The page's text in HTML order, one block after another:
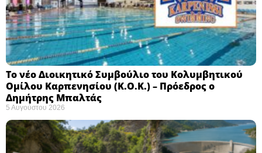
Το νέο Διοικητικό Συμβούλιο του Κολυμβητικού
Ομίλου Καρπενησίου (Κ.Ο.Κ.) – Πρόεδρος ο
Δημήτρης Μπαλτάς
5 Αυγούστου 2026